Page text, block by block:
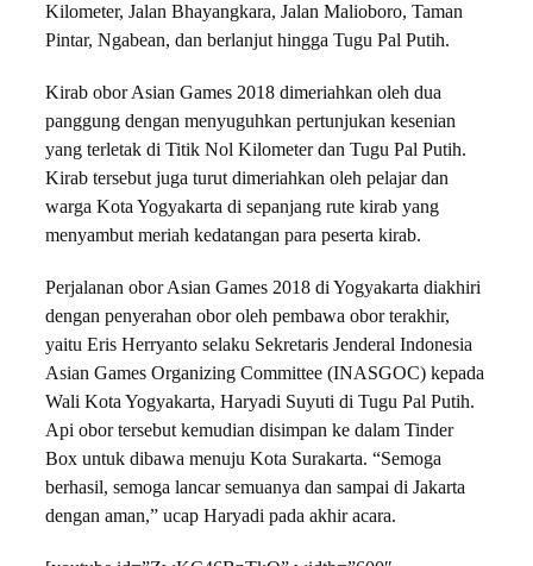
Kilometer, Jalan Bhayangkara, Jalan Malioboro, Taman
Pintar, Ngabean, dan berlanjut hingga Tugu Pal Putih.
Kirab obor Asian Games 2018 dimeriahkan oleh dua
panggung dengan menyuguhkan pertunjukan kesenian
yang terletak di Titik Nol Kilometer dan Tugu Pal Putih.
Kirab tersebut juga turut dimeriahkan oleh pelajar dan
warga Kota Yogyakarta di sepanjang rute kirab yang
menyambut meriah kedatangan para peserta kirab.
Perjalanan obor Asian Games 2018 di Yogyakarta diakhiri
dengan penyerahan obor oleh pembawa obor terakhir,
yaitu Eris Herryanto selaku Sekretaris Jenderal Indonesia
Asian Games Organizing Committee (INASGOC) kepada
Wali Kota Yogyakarta, Haryadi Suyuti di Tugu Pal Putih.
Api obor tersebut kemudian disimpan ke dalam Tinder
Box untuk dibawa menuju Kota Surakarta. “Semoga
berhasil, semoga lancar semuanya dan sampai di Jakarta
dengan aman,” ucap Haryadi pada akhir acara.